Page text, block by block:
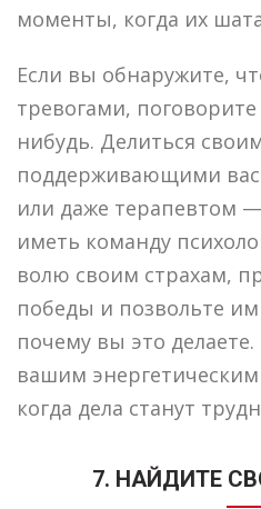
моменты, когда их
Если вы обнаружите,
тревогами,
нибудь. Делиться
поддерживающими вас
или даже терапевтом
иметь команду
волю своим страхам,
победы и позвольте
почему вы это
вашим
когда дела станут
7. НАЙДИТЕ